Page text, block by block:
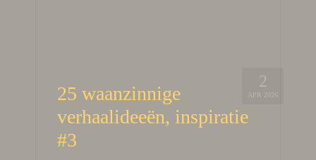
2
APR 2026
25 waanzinnige
verhaalideeën, inspiratie
#3